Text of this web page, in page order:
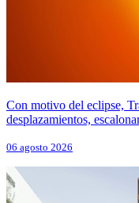
Con motivo del eclipse,
desplazamientos,
06 agosto 2026